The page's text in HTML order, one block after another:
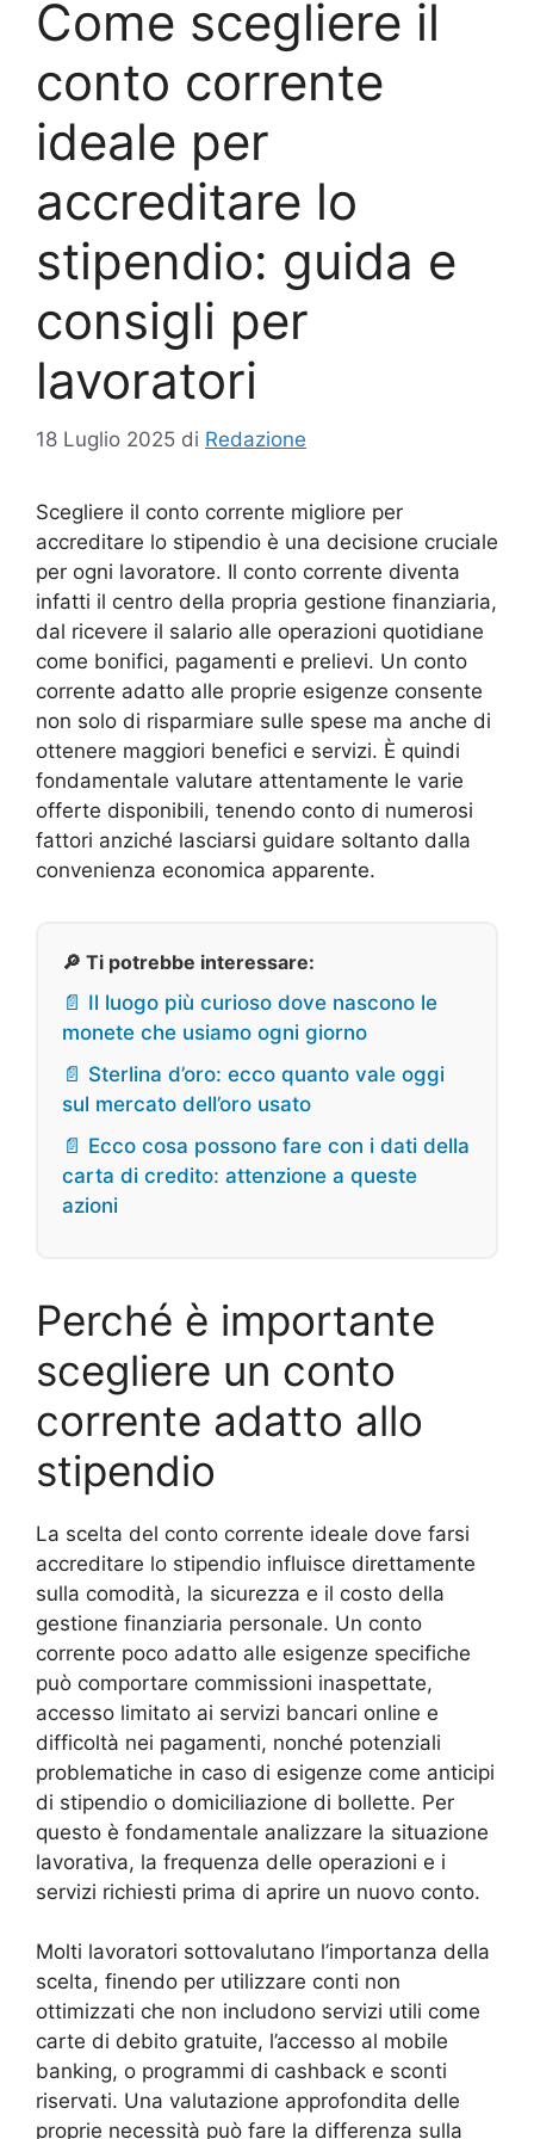
Come scegliere il
conto corrente
ideale per
accreditare lo
stipendio: guida e
consigli per
lavoratori
18 Luglio 2025 di Redazione
Scegliere il conto corrente migliore per
accreditare lo stipendio è una decisione cruciale
per ogni lavoratore. Il conto corrente diventa
infatti il centro della propria gestione finanziaria,
dal ricevere il salario alle operazioni quotidiane
come bonifici, pagamenti e prelievi. Un conto
corrente adatto alle proprie esigenze consente
non solo di risparmiare sulle spese ma anche di
ottenere maggiori benefici e servizi. È quindi
fondamentale valutare attentamente le varie
offerte disponibili, tenendo conto di numerosi
fattori anziché lasciarsi guidare soltanto dalla
convenienza economica apparente.
🔎 Ti potrebbe interessare:
📄 Il luogo più curioso dove nascono le
monete che usiamo ogni giorno
📄 Sterlina d’oro: ecco quanto vale oggi
sul mercato dell’oro usato
📄 Ecco cosa possono fare con i dati della
carta di credito: attenzione a queste
azioni
Perché è importante
scegliere un conto
corrente adatto allo
stipendio
La scelta del conto corrente ideale dove farsi
accreditare lo stipendio influisce direttamente
sulla comodità, la sicurezza e il costo della
gestione finanziaria personale. Un conto
corrente poco adatto alle esigenze specifiche
può comportare commissioni inaspettate,
accesso limitato ai servizi bancari online e
difficoltà nei pagamenti, nonché potenziali
problematiche in caso di esigenze come anticipi
di stipendio o domiciliazione di bollette. Per
questo è fondamentale analizzare la situazione
lavorativa, la frequenza delle operazioni e i
servizi richiesti prima di aprire un nuovo conto.
Molti lavoratori sottovalutano l’importanza della
scelta, finendo per utilizzare conti non
ottimizzati che non includono servizi utili come
carte di debito gratuite, l’accesso al mobile
banking, o programmi di cashback e sconti
riservati. Una valutazione approfondita delle
proprie necessità può fare la differenza sulla